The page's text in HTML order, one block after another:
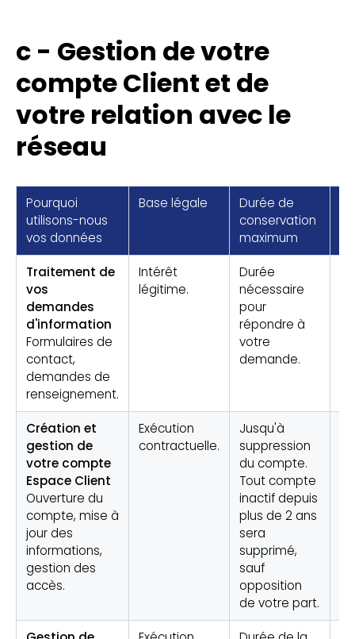
c - Gestion de votre
compte Client et de
votre relation avec le
réseau
Pourquoi
utilisons-nous
vos données
Base légale
Durée de
conservation
maximum
Traitement de
vos
demandes
d'information
Formulaires de
contact,
demandes de
renseignement.
Intérêt
légitime.
Durée
nécessaire
pour
répondre à
votre
demande.
Création et
gestion de
votre compte
Espace Client
Ouverture du
compte, mise à
jour des
informations,
gestion des
accès.
Exécution
contractuelle.
Jusqu'à
suppression
du compte.
Tout compte
inactif depuis
plus de 2 ans
sera
supprimé,
sauf
opposition
de votre part.